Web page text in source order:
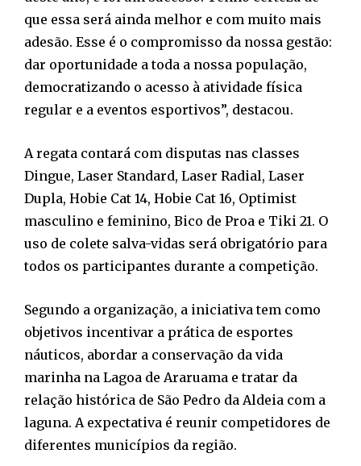
que essa será ainda melhor e com muito mais
adesão. Esse é o compromisso da nossa gestão:
dar oportunidade a toda a nossa população,
democratizando o acesso à atividade física
regular e a eventos esportivos”, destacou.
A regata contará com disputas nas classes
Dingue, Laser Standard, Laser Radial, Laser
Dupla, Hobie Cat 14, Hobie Cat 16, Optimist
masculino e feminino, Bico de Proa e Tiki 21. O
uso de colete salva-vidas será obrigatório para
todos os participantes durante a competição.
Segundo a organização, a iniciativa tem como
objetivos incentivar a prática de esportes
náuticos, abordar a conservação da vida
marinha na Lagoa de Araruama e tratar da
relação histórica de São Pedro da Aldeia com a
laguna. A expectativa é reunir competidores de
diferentes municípios da região.